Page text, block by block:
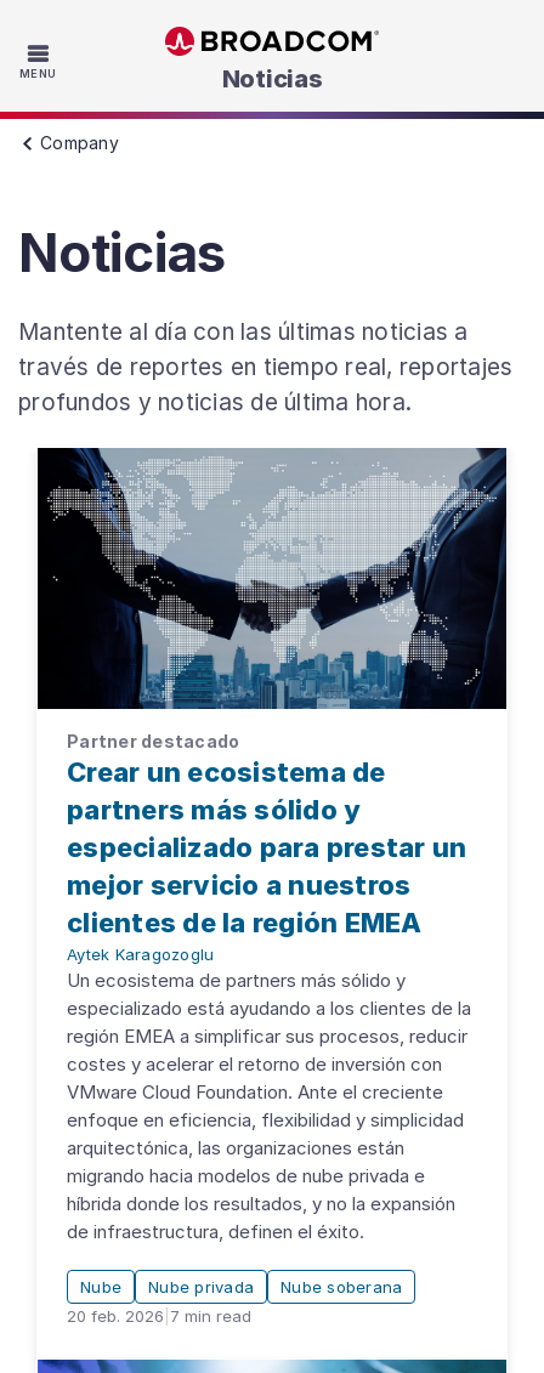
MENU Skip to main content
Noticias
Company
Noticias
Mantente al día con las últimas noticias a
través de reportes en tiempo real, reportajes
profundos y noticias de última hora.
Partner destacado
Crear un ecosistema de
partners más sólido y
especializado para prestar un
mejor servicio a nuestros
clientes de la región EMEA
Aytek Karagozoglu
Un ecosistema de partners más sólido y
especializado está ayudando a los clientes de la
región EMEA a simplificar sus procesos, reducir
costes y acelerar el retorno de inversión con
VMware Cloud Foundation. Ante el creciente
enfoque en eficiencia, flexibilidad y simplicidad
arquitectónica, las organizaciones están
migrando hacia modelos de nube privada e
híbrida donde los resultados, y no la expansión
de infraestructura, definen el éxito.
Nube Nube privada
Nube soberana
20 feb. 2026 7 min read